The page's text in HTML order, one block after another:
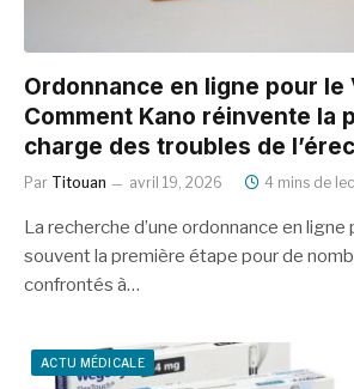
Ordonnance en ligne pour le
Comment Kano réinvente la
charge des troubles de
Par Titouan avril 19, 2026 4 mins de
La recherche d’une ordonnance en
souvent la première étape pour de
confrontés à…
ACTU MÉDICALE